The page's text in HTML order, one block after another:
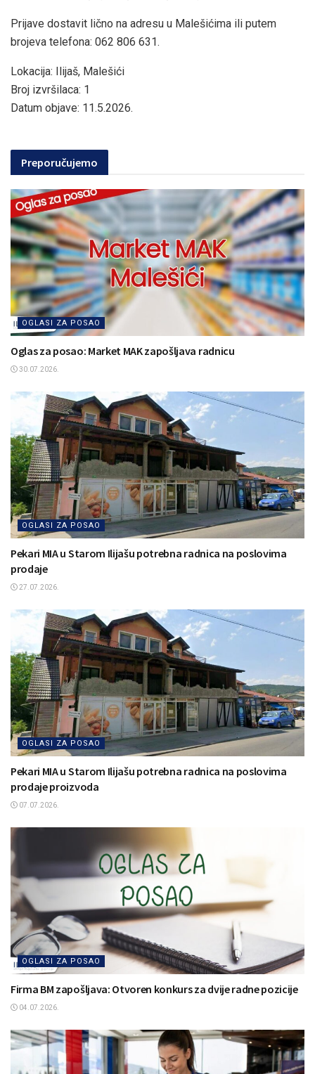
Prijave dostavit lično na adresu u Malešićima ili putem
brojeva telefona: 062 806 631.
Lokacija: Ilijaš, Malešići
Broj izvršilaca: 1
Datum objave: 11.5.2026.
Preporučujemo
OGLASI ZA POSAO
Oglas za posao: Market MAK zapošljava radnicu
30.07.2026.
OGLASI ZA POSAO
Pekari MIA u Starom Ilijašu potrebna radnica na poslovima
prodaje
27.07.2026.
OGLASI ZA POSAO
Pekari MIA u Starom Ilijašu potrebna radnica na poslovima
prodaje proizvoda
07.07.2026.
OGLASI ZA POSAO
Firma BM zapošljava: Otvoren konkurs za dvije radne pozicije
04.07.2026.